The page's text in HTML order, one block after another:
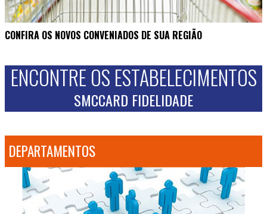
CONFIRA OS NOVOS CONVENIADOS DE SUA REGIÃO
ENCONTRE OS ESTABELECIMENTOS
SMCCARD FIDELIDADE
DEPARTAMENTOS